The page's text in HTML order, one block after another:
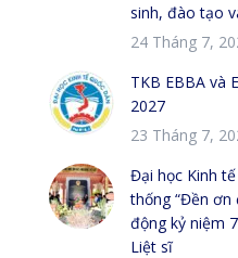
sinh, đào tạo
24 Tháng 7,
TKB EBBA và
2027
23 Tháng 7,
Đại học Kinh
thống “Đền ơn
động kỷ niệm
Liệt sĩ